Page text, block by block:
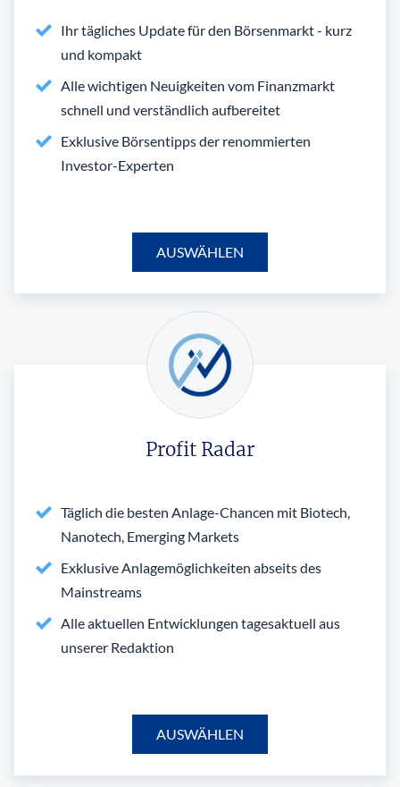
Ihr tägliches Update für den Börsenmarkt - kurz
und kompakt
Alle wichtigen Neuigkeiten vom Finanzmarkt
schnell und verständlich aufbereitet
Exklusive Börsentipps der renommierten
Investor-Experten
AUSWÄHLEN
Profit Radar
Täglich die besten Anlage-Chancen mit Biotech,
Nanotech, Emerging Markets
Exklusive Anlagemöglichkeiten abseits des
Mainstreams
Alle aktuellen Entwicklungen tagesaktuell aus
unserer Redaktion
AUSWÄHLEN